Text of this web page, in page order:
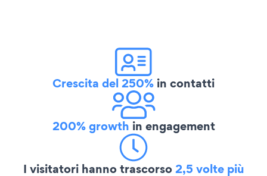
Crescita del 250% in contatti
200% growth in engagement
I visitatori hanno trascorso2,5 volte più